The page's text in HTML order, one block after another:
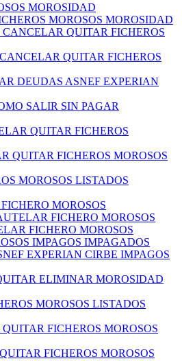
MOROSIDAD
MOROSOS MOROSIDAD
QUITAR FICHEROS
QUITAR FICHEROS
DEUDAS ASNEF EXPERIAN
SALIR SIN PAGAR
QUITAR FICHEROS
QUITAR FICHEROS MOROSOS
MOROSOS LISTADOS
MOROSOS
FICHERO MOROSOS
FICHERO MOROSOS
IMPAGOS IMPAGADOS
EXPERIAN CIRBE IMPAGOS
ELIMINAR MOROSIDAD
MOROSOS LISTADOS
FICHEROS MOROSOS
FICHEROS MOROSOS